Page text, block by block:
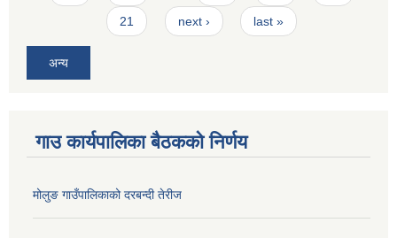
21 next › last »
अन्य
गाउ कार्यपालिका बैठकको निर्णय
मोलुङ गाउँपालिकाको दरबन्दी तेरीज